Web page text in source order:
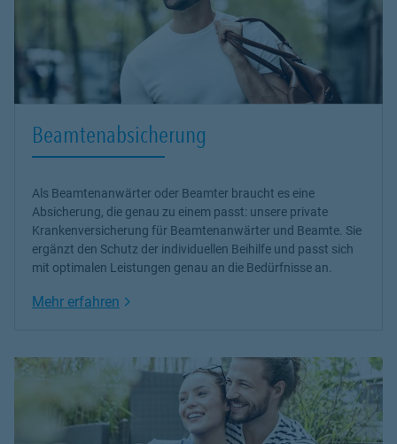
Beamtenabsicherung
Als Beamtenanwärter oder Beamter braucht es eine
Absicherung, die genau zu einem passt: unsere private
Krankenversicherung für Beamtenanwärter und Beamte. Sie
ergänzt den Schutz der individuellen Beihilfe und passt sich
mit optimalen Leistungen genau an die Bedürfnisse an.
Mehr erfahren Link Opens in New Tab